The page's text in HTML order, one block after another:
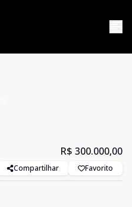
R$ 300.000,00
Compartilhar Favorito